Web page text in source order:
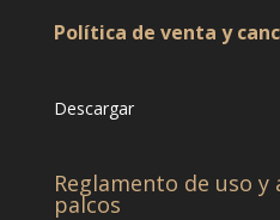
Política de venta y
Descargar
Reglamento de uso
palcos